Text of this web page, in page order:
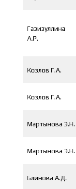
Газизуллина
А.Р.
Козлов Г.А.
Козлов Г.А.
Мартынова Э.Н.
Мартынова Э.Н.
Блинова А.Д.